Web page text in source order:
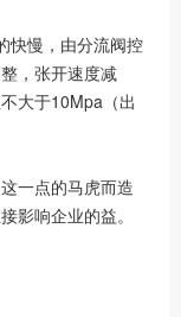
慢，由分流阀控
，张开速度减
大于10Mpa（出
一点的马虎而造
影响企业的益。